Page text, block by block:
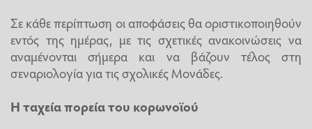
Σε κάθε περίπτωση οι αποφάσεις θα οριστικοποιηθούν
εντός της ημέρας, με τις σχετικές ανακοινώσεις να
αναμένονται σήμερα και να βάζουν τέλος στη
σεναριολογία για τις σχολικές Μονάδες.
Η ταχεία πορεία του κορωνοϊού